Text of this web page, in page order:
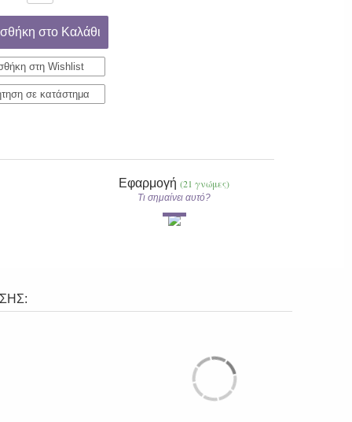
στο Καλάθι
στη Wishlist
σε κατάστημα
Εφαρμογή(21 γνώμες)
Τι σημαίνει αυτό?